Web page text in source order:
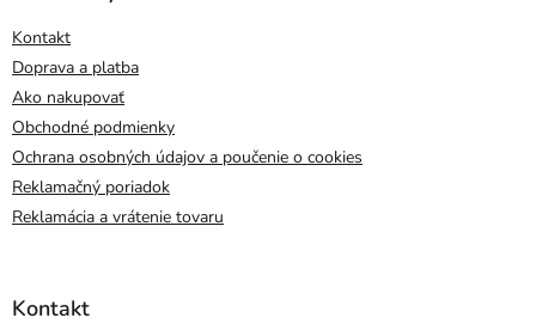
Kontakt
Doprava a platba
Ako nakupovať
Obchodné podmienky
Ochrana osobných údajov a poučenie o cookies
Reklamačný poriadok
Reklamácia a vrátenie tovaru
Kontakt